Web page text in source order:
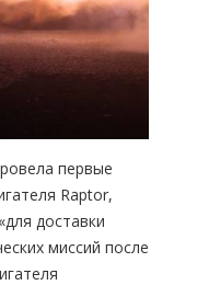
первые
Raptor,
доставки
миссий после